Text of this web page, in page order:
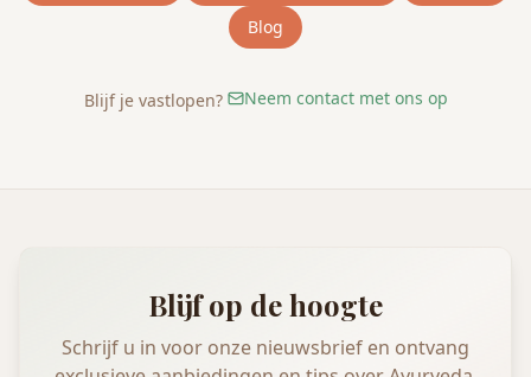
Blog
Blijf je vastlopen? Neem contact met ons op
Blijf op de hoogte
Schrijf u in voor onze nieuwsbrief en ontvang